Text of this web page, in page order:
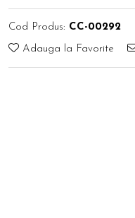
Cod Produs: CC-00292
Adauga la Favorite